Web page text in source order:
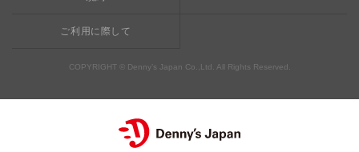
ご利用に際して
COPYRIGHT © Denny’s Japan Co.,Ltd. All Rights Reserved.